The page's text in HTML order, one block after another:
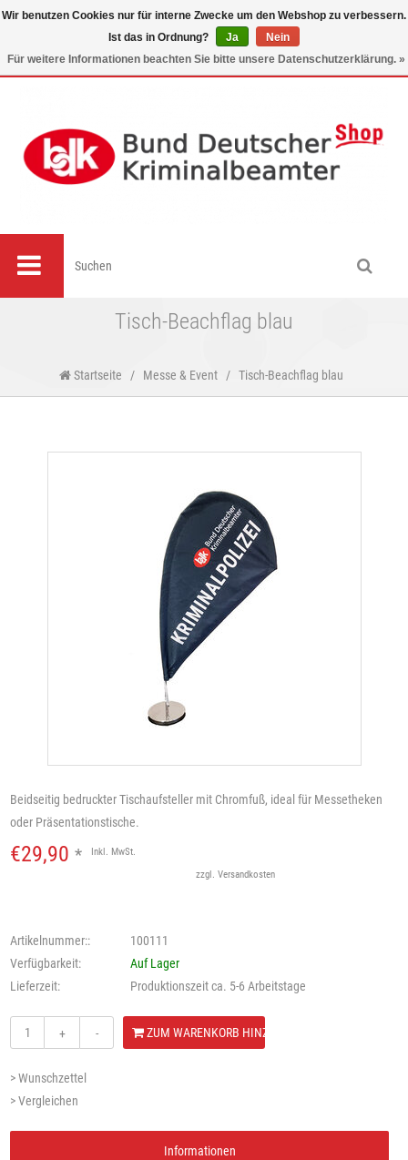
Tisch-Beachflag blau
Startseite / Messe & Event / Tisch-Beachflag blau
Beidseitig bedruckter Tischaufsteller mit Chromfuß, ideal für Messetheken
oder Präsentationstische.
€29,90*
Inkl. MwSt.
zzgl. Versandkosten
Artikelnummer::
100111
Verfügbarkeit:
Auf Lager
Lieferzeit:
Produktionszeit ca. 5-6 Arbeitstage
+ - ZUM WARENKORB HINZUFÜGEN
> Wunschzettel
> Vergleichen
Informationen
Wir benutzen Cookies nur für interne Zwecke um den Webshop zu verbessern.
Ist das in Ordnung?
Ja
Nein
Für weitere Informationen beachten Sie bitte unsere Datenschutzerklärung. »